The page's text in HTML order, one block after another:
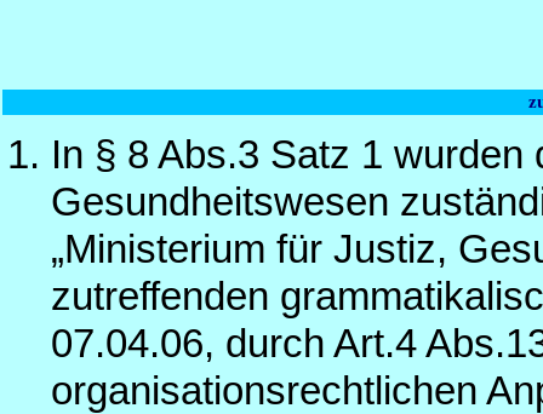
In § 8 Abs.3 Satz 1 wurden
Gesundheitswesen
„Ministerium für Justiz,
zutreffenden
07.04.06, durch Art.4
organisationsrechtlichen